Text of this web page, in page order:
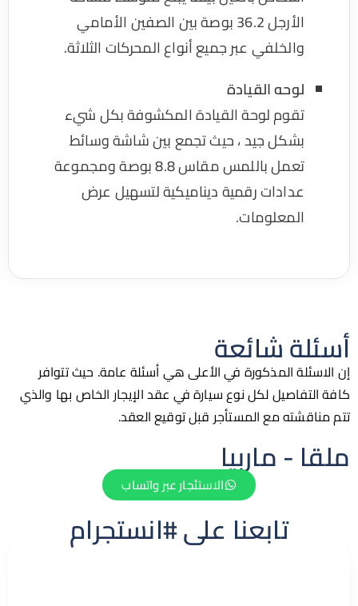
الأرجل 36.2 بوصة بين الصفين الأمامي
والخلفي عبر جميع أنواع المحركات الثلاثة.
لوحه القيادة
تقوم لوحة القيادة المكشوفة بكل شيء
بشكل جيد ، حيث تجمع بين شاشة وسائط
تعمل باللمس مقاس 8.8 بوصة ومجموعة
عدادات رقمية ديناميكية لتسهيل عرض
المعلومات.
شائعة
المذكورة في الأعلى هي أسئلة عامة. حيث تتوافر
لكل نوع سيارة في عقد الإيجار الخاص بها والذي
مع المستأجر قبل توقيع العقد.
- ماربيا
الاستئجار عبر واتساب
تابعنا على #انستجرام